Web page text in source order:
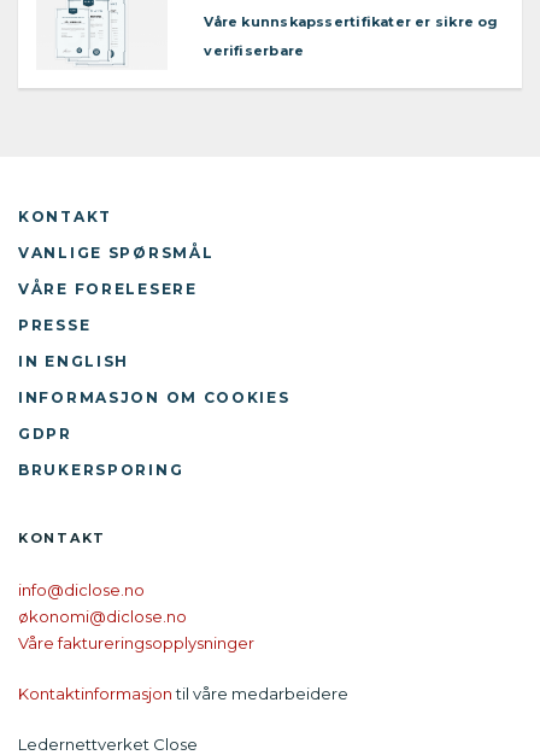
Våre kunnskapssertifikater er sikre og
verifiserbare
KONTAKT
VANLIGE SPØRSMÅL
VÅRE FORELESERE
PRESSE
IN ENGLISH
INFORMASJON OM COOKIES
GDPR
BRUKERSPORING
KONTAKT
info@diclose.no
økonomi@diclose.no
Våre faktureringsopplysninger
Kontaktinformasjontil våre medarbeidere
Ledernettverket Close